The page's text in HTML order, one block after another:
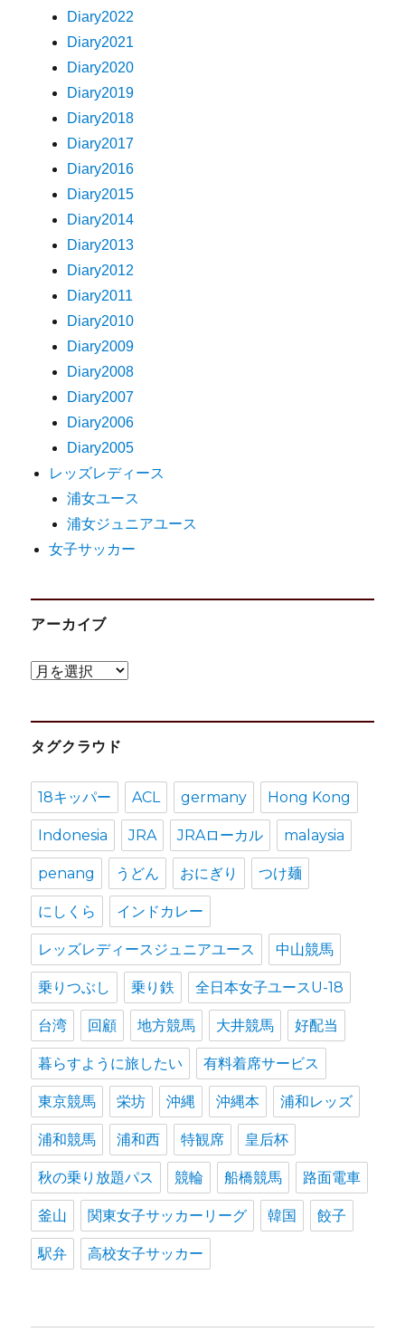
Diary2022
Diary2021
Diary2020
Diary2019
Diary2018
Diary2017
Diary2016
Diary2015
Diary2014
Diary2013
Diary2012
Diary2011
Diary2010
Diary2009
Diary2008
Diary2007
Diary2006
Diary2005
レッズレディース
浦女ユース
浦女ジュニアユース
女子サッカー
アーカイブ
ア
カ
イ
タグクラウド
18キッパー ACL germany Hong Kong
Indonesia JRA JRAローカル malaysia
penang うどん おにぎり つけ麺
にしくら インドカレー
レッズレディースジュニアユース 中山競馬
乗りつぶし 乗り鉄 全日本女子ユースU-18
台湾 回顧 地方競馬 大井競馬 好配当
暮らすように旅したい 有料着席サービス
東京競馬 栄坊 沖縄 沖縄本 浦和レッズ
浦和競馬 浦和西 特観席 皇后杯
秋の乗り放題パス 競輪 船橋競馬 路面電車
釜山 関東女子サッカーリーグ 韓国 餃子
駅弁 高校女子サッカー